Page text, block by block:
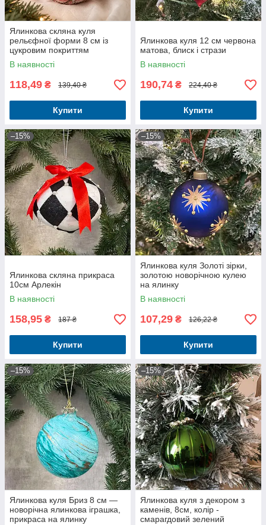
Ялинкова скляна куля
рельєфної форми 8 см із
цукровим покриттям
червоний
В наявності
118,49 ₴ 139,40 ₴
Купити
Ялинкова куля 12 см червона
матова, блиск і стрази
В наявності
190,74 ₴ 224,40 ₴
Купити
–15%
Ялинкова скляна прикраса
10см Арлекін
В наявності
158,95 ₴ 187 ₴
Купити
–15%
Ялинкова куля Золоті зірки,
золотою новорічною кулею
на ялинку
В наявності
107,29 ₴ 126,22 ₴
Купити
–15%
Ялинкова куля Бриз 8 см —
новорічна ялинкова іграшка,
прикраса на ялинку
–15%
Ялинкова куля з декором з
каменів, 8см, колір -
смарагдовий зелений